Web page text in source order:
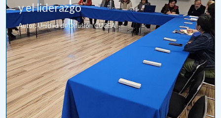
y el liderazgo
Autor: Unidad de Difusión CUCEA